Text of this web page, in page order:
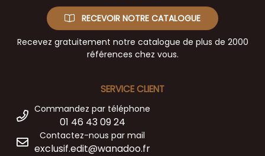
RECEVOIR NOTRE CATALOGUE
Recevez gratuitement notre catalogue de plus de 2000
références chez vous.
SERVICE CLIENT
Commandez par téléphone
01 46 43 09 24
Contactez-nous par mail
exclusif.edit@wanadoo.fr